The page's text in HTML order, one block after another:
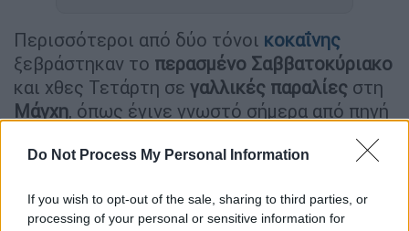
Do Not Process My Personal Information
If you wish to opt-out of the sale, sharing to third parties, or
processing of your personal or sensitive information for
Περισσότεροι από δύο τόνοι κοκαΐνης
ξεβράστηκαν το περασμένο Σαββατοκύριακο
και χθες Τετάρτη σε γαλλικές παραλίες στη
Μάγχη, όπως έγινε γνωστό σήμερα από πηγή
ναρκωτικών στην αγορά εκτιμάται ότι
Το πρωί της Κυριακής, στηνπαραλία του